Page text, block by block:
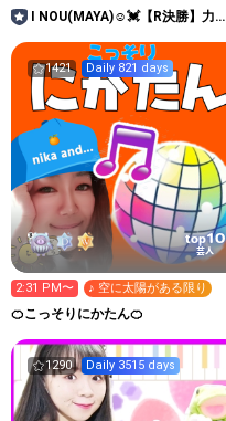
日神宮花火ステージ！
I NOU(MAYA)☺︎︎︎︎💓【R決勝】力合
1421 Daily 821 days
top10
芸人
2:31 PM〜 ♪ 空に太陽がある限り
🍊こっそりにかたん🍊
1290 Daily 3515 days